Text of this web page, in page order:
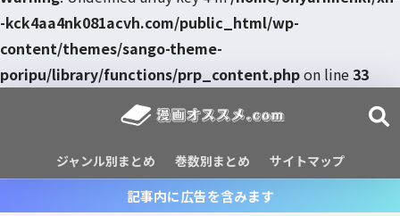
-kck4aa4nk081acvh.com/public_html/wp-
content/themes/sango-theme-
poripu/library/functions/prp_content.phpon line33
ジャンル別まとめ 巻数別まとめ サイトマップ
記事内に広告を含みます